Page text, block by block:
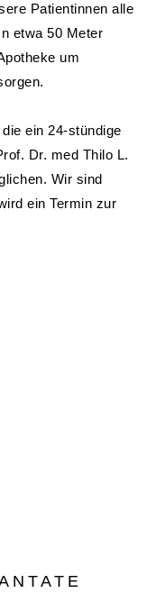
Patientinnen alle
etwa 50 Meter
um
ein 24-stündige
Dr. med Thilo L.
Wir sind
ein Termin zur